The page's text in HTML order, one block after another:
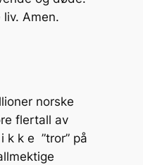
Amen.
norske
flertall av
k e ”tror” på